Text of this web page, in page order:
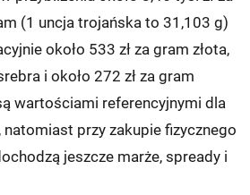
(1 uncja trojańska to 31,103 g)
około 533 zł za gram złota,
i około 272 zł za gram
wartościami referencyjnymi dla
natomiast przy zakupie fizycznego
jeszcze marże, spready i